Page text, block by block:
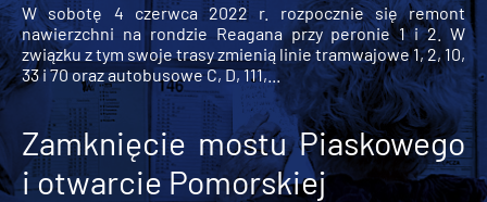
W sobotę 4 czerwca 2022 r. rozpocznie się remont
nawierzchni na rondzie Reagana przy peronie 1 i 2. W
związku z tym swoje trasy zmienią linie tramwajowe 1, 2, 10,
33 i 70 oraz autobusowe C, D, 111,...
Zamknięcie mostu Piaskowego
i otwarcie Pomorskiej